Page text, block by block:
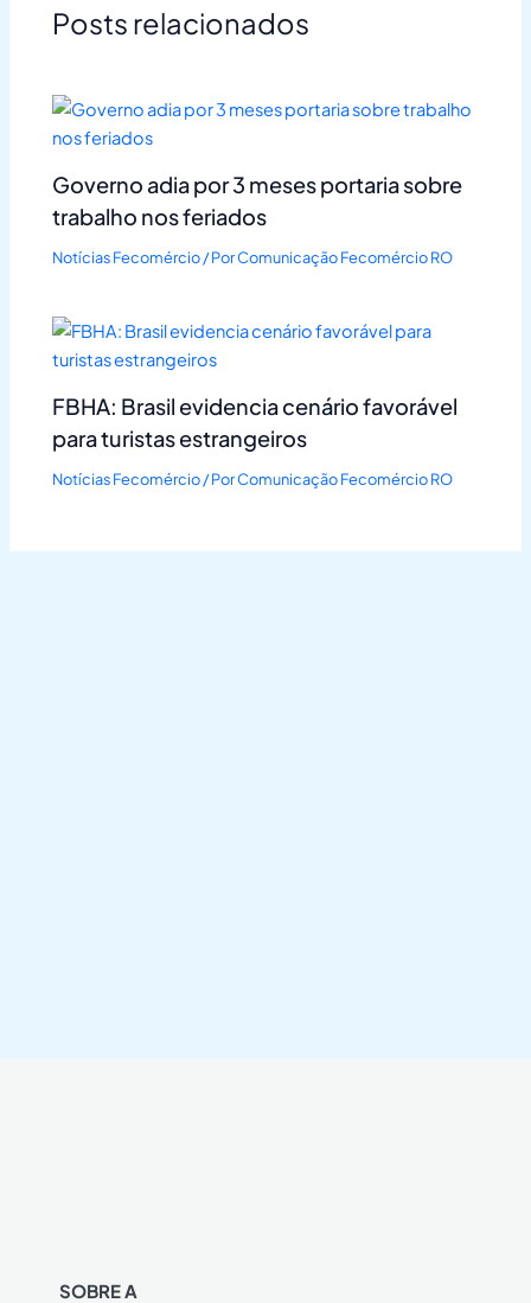
Posts relacionados
Governo adia por 3 meses portaria sobre
trabalho nos feriados
Notícias Fecomércio/ PorComunicação Fecomércio RO
FBHA: Brasil evidencia cenário favorável
para turistas estrangeiros
Notícias Fecomércio/ PorComunicação Fecomércio RO
SOBRE A